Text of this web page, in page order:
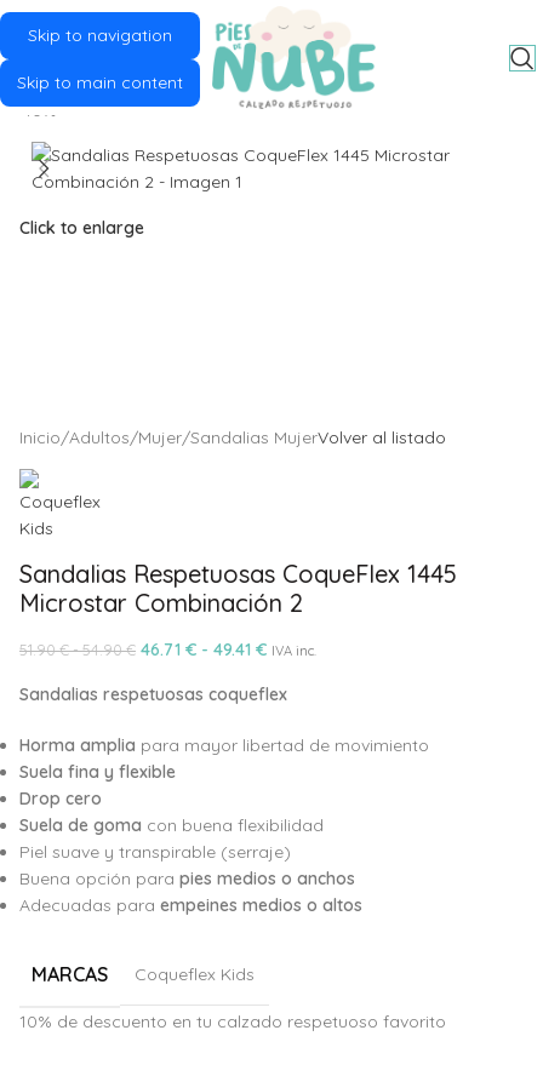
Skip to navigation
Skip to main content
-10%
Click to enlarge
Inicio/Adultos/Mujer/Sandalias MujerVolver al listado
Sandalias Respetuosas CoqueFlex 1445
Microstar Combinación 2
51.90€-54.90€ 46.71 € - 49.41 € IVA inc.
Sandalias respetuosas coqueflex
Horma amplia para mayor libertad de movimiento
Suela fina y flexible
Drop cero
Suela de goma con buena flexibilidad
Piel suave y transpirable (serraje)
Buena opción para pies medios o anchos
Adecuadas para empeines medios o altos
MARCAS Coqueflex Kids
10% de descuento en tu calzado respetuoso favorito